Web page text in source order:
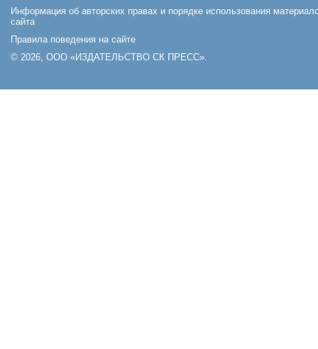
Информация об авторских правах и порядке использования
сайта
Правила поведения на сайте
© 2026, ООО «ИЗДАТЕЛЬСТВО СК ПРЕСС».